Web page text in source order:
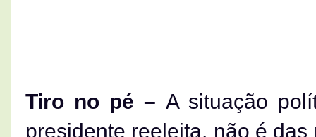
Tiro no pé – A situação
presidente reeleita, não é